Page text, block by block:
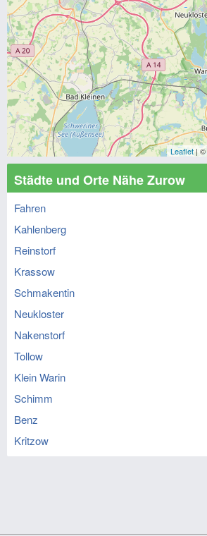
Leaflet | ©
Städte und Orte Nähe Zurow
Fahren
Kahlenberg
Reinstorf
Krassow
Schmakentin
Neukloster
Nakenstorf
Tollow
Klein Warin
Schimm
Benz
Kritzow